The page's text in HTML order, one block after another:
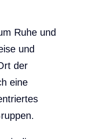
Ruhe und
und
der
eine